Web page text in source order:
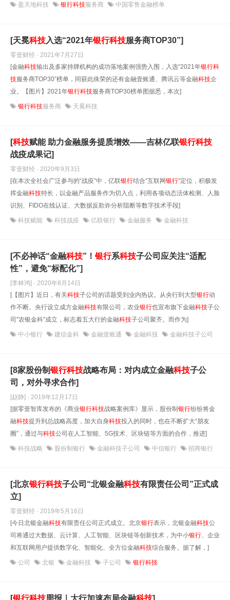
盈天地科技 银行科技服务商 中国零售金融榜单
[天冕科技入选“2021年银行科技服务商TOP30”]
零壹财经 · 2021年7月27日
[金融科技输出及多家持牌机构的成功落地案例强势入围，入选“2021年银行科
技服务商TOP30”榜单，同获此殊荣的还有金融壹账通、腾讯云等金融科技企
业。【图片】2021年银行科技服务商TOP30榜单图据悉，本次]
银行科技服务商 天冕科技
[科技赋能 助力金融服务提质增效——吉林亿联银行科技
战疫成果记]
零壹财经 · 2020年9月3日
[在本次全社会广泛参与的“战疫”中，亿联银行结合“互联网银行”定位，积极发
挥金融科技特长，以金融产品服务作为切入点，利用各项动态活体检测、人脸
识别、FIDO在线认证、大数据反欺诈分析阻断等数字技术手段]
科技赋能 科技战疫 亿联银行 金融服务 金融科技
[不必神话“金融科技”！银行系科技子公司应关注“适配
性”，避免“标配化”]
[李林鸿] · 2020年8月14日
[【图片】近日，有关科技子公司的话题受到业内热议。从央行到大型银行动
作不断。央行设立成方金融科技有限公司，农业银行也宣布旗下金融科技子公
司"农银金科"成立，标志着五大行的金融科技子公司聚齐。而作为]
中小银行 建信金科 金融壹账通 金融科技 金融科技子公司
[8家股份制银行科技战略布局：对内成立金融科技子公
司，对外寻求合作]
[赵静] · 2019年12月17日
[据零壹智库发布的《商业银行科技战略案例库》显示，股份制银行纷纷将金
融科技提升到总战略高度，加大自身科技投入的同时，也在不断扩大“朋友
圈”，通过与科技公司在人工智能、5G技术、区块链等方面的合作，推进]
科技战略 股份制银行 金融科技子公司 中信银行 招商银行
[北京银行科技子公司“北银金融科技有限责任公司”正式成
立]
零壹财经 · 2019年5月16日
[今日北银金融科技有限责任公司正式成立。北京银行表示，北银金融科技公
司将通过大数据、云计算、人工智能、区块链等创新技术，为中小银行、企业
和互联网用户提供数字化、智能化、全方位金融科技综合服务。据了解，]
公司 北银 金融科技 子公司 银行科技
[银行科技 周报｜大行加速布局金融科技]